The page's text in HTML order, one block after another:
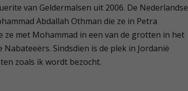
van Geldermalsen uit 2006. De Nederlandse
Abdallah Othman die ze in Petra
met Mohammad in een van de grotten in het
Sindsdien is de plek in Jordanië
zoals ik wordt bezocht.